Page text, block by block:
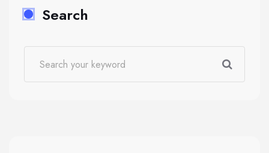
Search